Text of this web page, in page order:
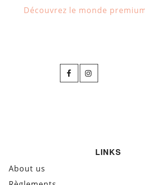
Découvrez le monde
LINKS
About us